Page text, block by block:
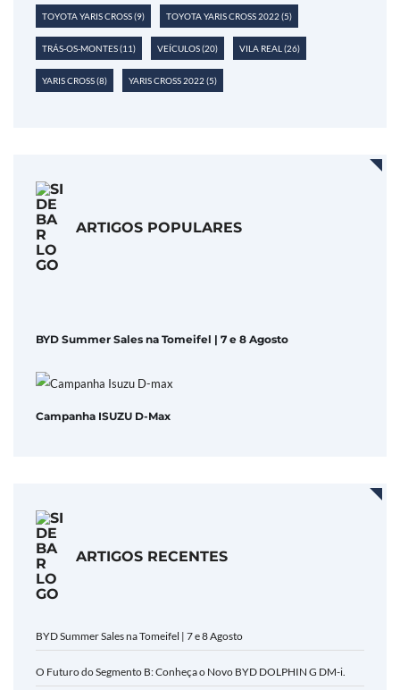
TOYOTA YARIS CROSS(9) TOYOTA YARIS CROSS 2022 (5)
TRÁS-OS-MONTES(11) VEÍCULOS(20) VILA REAL (26)
YARIS CROSS(8) YARIS CROSS 2022 (5)
ARTIGOS POPULARES
BYD Summer Sales na Tomeifel | 7 e 8 Agosto
Campanha ISUZU D-Max
ARTIGOS RECENTES
BYD Summer Sales na Tomeifel | 7 e 8 Agosto
O Futuro do Segmento B: Conheça o Novo BYD DOLPHIN G DM-i.